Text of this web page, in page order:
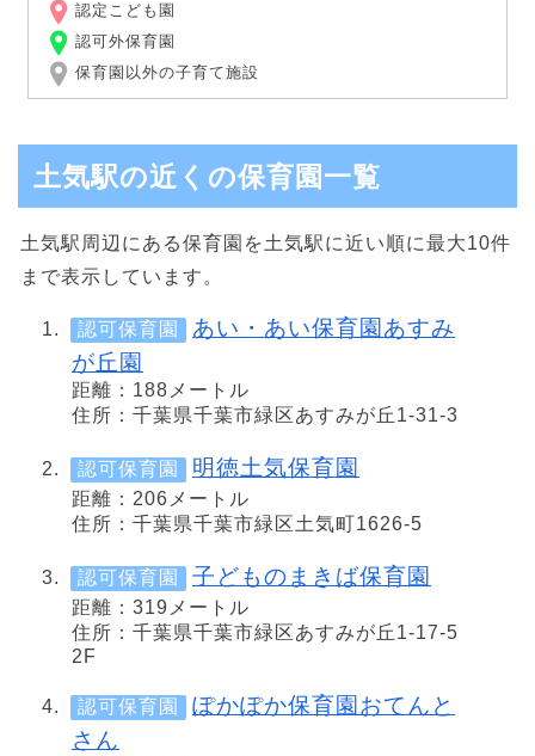
認定こども園
認可外保育園
保育園以外の子育て施設
土気駅の近くの保育園一覧
土気駅周辺にある保育園を土気駅に近い順に最大10件
まで表示しています。
認可保育園
あい・あい保育園あすみ
が丘園
距離：188メートル
住所：千葉県千葉市緑区あすみが丘1-31-3
認可保育園 明徳土気保育園
距離：206メートル
住所：千葉県千葉市緑区土気町1626-5
認可保育園 子どものまきば保育園
距離：319メートル
住所：千葉県千葉市緑区あすみが丘1-17-5
2F
認可保育園
ぽかぽか保育園おてんと
さん